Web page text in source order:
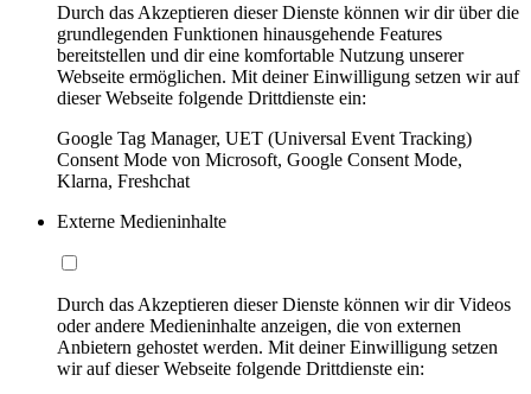
Durch das Akzeptieren dieser Dienste können wir dir über die
grundlegenden Funktionen hinausgehende Features
bereitstellen und dir eine komfortable Nutzung unserer
Webseite ermöglichen. Mit deiner Einwilligung setzen wir auf
dieser Webseite folgende Drittdienste ein:
Google Tag Manager, UET (Universal Event Tracking)
Consent Mode von Microsoft, Google Consent Mode,
Klarna, Freshchat
Externe Medieninhalte
Durch das Akzeptieren dieser Dienste können wir dir Videos
oder andere Medieninhalte anzeigen, die von externen
Anbietern gehostet werden. Mit deiner Einwilligung setzen
wir auf dieser Webseite folgende Drittdienste ein: